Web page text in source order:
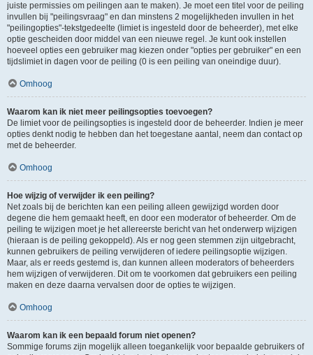
juiste permissies om peilingen aan te maken). Je moet een titel voor de peiling
invullen bij "peilingsvraag" en dan minstens 2 mogelijkheden invullen in het
"peilingopties"-tekstgedeelte (limiet is ingesteld door de beheerder), met elke
optie gescheiden door middel van een nieuwe regel. Je kunt ook instellen
hoeveel opties een gebruiker mag kiezen onder "opties per gebruiker" en een
tijdslimiet in dagen voor de peiling (0 is een peiling van oneindige duur).
Omhoog
Waarom kan ik niet meer peilingsopties toevoegen?
De limiet voor de peilingsopties is ingesteld door de beheerder. Indien je meer
opties denkt nodig te hebben dan het toegestane aantal, neem dan contact op
met de beheerder.
Omhoog
Hoe wijzig of verwijder ik een peiling?
Net zoals bij de berichten kan een peiling alleen gewijzigd worden door
degene die hem gemaakt heeft, en door een moderator of beheerder. Om de
peiling te wijzigen moet je het allereerste bericht van het onderwerp wijzigen
(hieraan is de peiling gekoppeld). Als er nog geen stemmen zijn uitgebracht,
kunnen gebruikers de peiling verwijderen of iedere peilingsoptie wijzigen.
Maar, als er reeds gestemd is, dan kunnen alleen moderators of beheerders
hem wijzigen of verwijderen. Dit om te voorkomen dat gebruikers een peiling
maken en deze daarna vervalsen door de opties te wijzigen.
Omhoog
Waarom kan ik een bepaald forum niet openen?
Sommige forums zijn mogelijk alleen toegankelijk voor bepaalde gebruikers of